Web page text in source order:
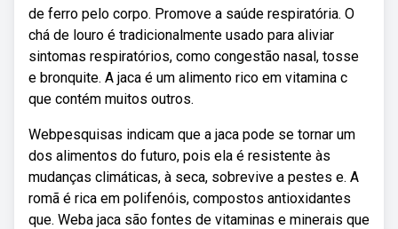
de ferro pelo corpo. Promove a saúde respiratória. O
chá de louro é tradicionalmente usado para aliviar
sintomas respiratórios, como congestão nasal, tosse
e bronquite. A jaca é um alimento rico em vitamina c
que contém muitos outros.
Webpesquisas indicam que a jaca pode se tornar um
dos alimentos do futuro, pois ela é resistente às
mudanças climáticas, à seca, sobrevive a pestes e. A
romã é rica em polifenóis, compostos antioxidantes
que. Weba jaca são fontes de vitaminas e minerais que